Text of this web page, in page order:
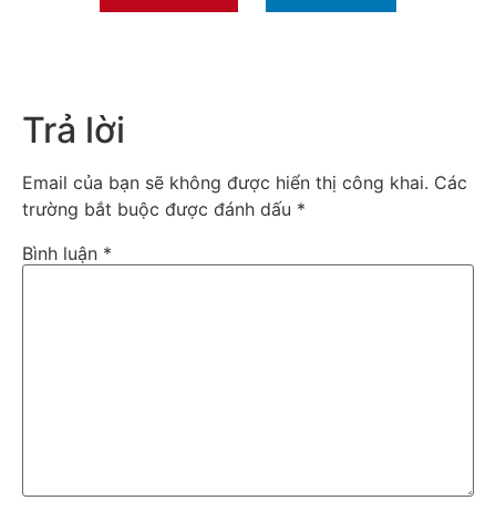
Trả lời
Email của bạn sẽ không được hiển thị công khai. Các
trường bắt buộc được đánh dấu *
Bình luận *